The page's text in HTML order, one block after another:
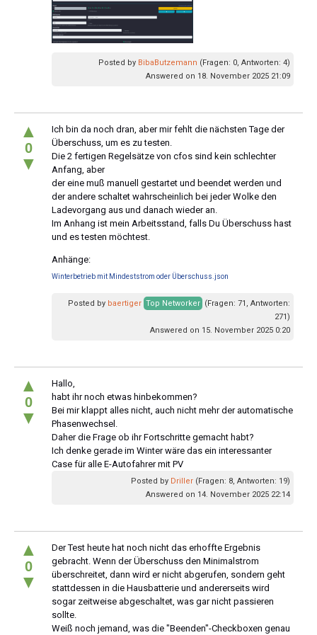
Posted by BibaButzemann (Fragen: 0, Antworten: 4)
Answered on 18. November 2025 21:09
▲
0
▼
Ich bin da noch dran, aber mir fehlt die nächsten Tage der
Überschuss, um es zu testen.
Die 2 fertigen Regelsätze von cfos sind kein schlechter
Anfang, aber
der eine muß manuell gestartet und beendet werden und
der andere schaltet wahrscheinlich bei jeder Wolke den
Ladevorgang aus und danach wieder an.
Im Anhang ist mein Arbeitsstand, falls Du Überschuss hast
und es testen möchtest.
Anhänge:
Winterbetrieb mit Mindeststrom oder Überschuss.json
Posted by baertiger Top Networker (Fragen: 71, Antworten:
271)
Answered on 15. November 2025 0:20
▲
0
▼
Hallo,
habt ihr noch etwas hinbekommen?
Bei mir klappt alles nicht, auch nicht mehr der automatische
Phasenwechsel.
Daher die Frage ob ihr Fortschritte gemacht habt?
Ich denke gerade im Winter wäre das ein interessanter
Case für alle E-Autofahrer mit PV
Posted by Driller (Fragen: 8, Antworten: 19)
Answered on 14. November 2025 22:14
▲
0
▼
Der Test heute hat noch nicht das erhoffte Ergebnis
gebracht. Wenn der Überschuss den Minimalstrom
überschreitet, dann wird er nicht abgerufen, sondern geht
stattdessen in die Hausbatterie und andererseits wird
sogar zeitweise abgeschaltet, was gar nicht passieren
sollte.
Weiß noch jemand, was die "Beenden"-Checkboxen genau